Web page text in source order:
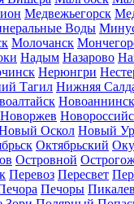
Медвежьегорск
Воды
Молочанск
Надым Назарово
Нерюнгри
Тагил Нижняя
Новоржев
Оскол Новый
Октябрьский
Островной
Перевоз Пересвет
Печоры